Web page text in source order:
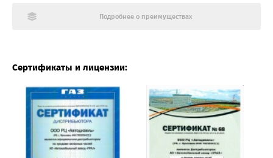
Подробнее о преимуществах
Сертификаты и лицензии: